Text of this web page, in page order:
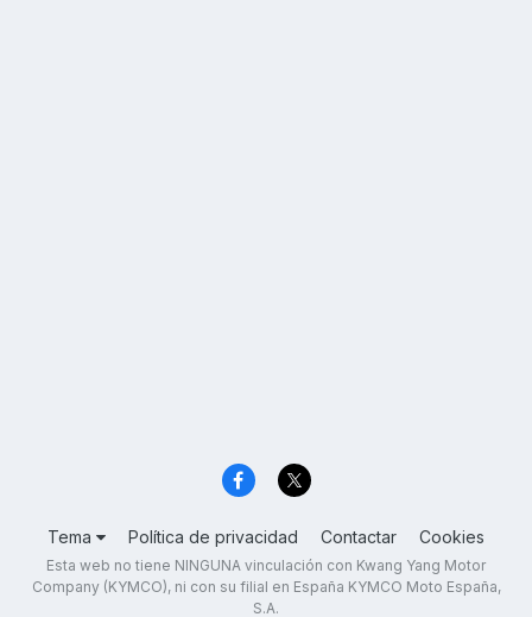
Tema Política de privacidad Contactar Cookies
Esta web no tiene NINGUNA vinculación con Kwang Yang Motor
Company (KYMCO), ni con su filial en España KYMCO Moto España,
S.A.